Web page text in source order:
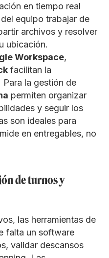
en tiempo real
equipo trabajar de
archivos y resolver
ubicación.
Workspace,
facilitan la
la gestión de
permiten organizar
y seguir los
son ideales para
en entregables, no
de turnos y
las herramientas de
falta un software
validar descansos